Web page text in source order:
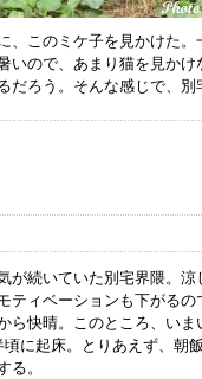
、このミケ子を見かけた
いので、あまり猫を見か
だろう。そんな感じで、
が続いていた別宅界隈。
ティベーションも下がる
ら快晴。このところ、い
に起床。とりあえず、朝
。